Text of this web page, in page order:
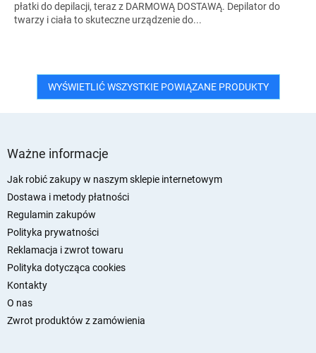
płatki do depilacji, teraz z DARMOWĄ DOSTAWĄ. Depilator do
twarzy i ciała to skuteczne urządzenie do...
WYŚWIETLIĆ WSZYSTKIE POWIĄZANE PRODUKTY
Ważne informacje
Jak robić zakupy w naszym sklepie internetowym
Dostawa i metody płatności
Regulamin zakupów
Polityka prywatności
Reklamacja i zwrot towaru
Polityka dotycząca cookies
Kontakty
O nas
Zwrot produktów z zamówienia